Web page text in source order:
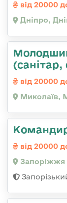
від 20000
Дніпро,
від 20000
Миколаїв,
від 20000
Запоріжжя